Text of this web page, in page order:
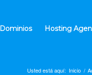
Dominios Hosting
Usted está aquí: Inicio /